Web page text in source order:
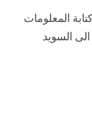
المعلومات
السويد